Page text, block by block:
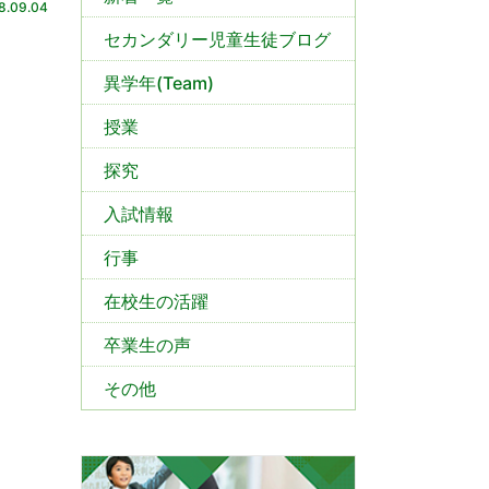
セカンダリー児童生徒ブログ
異学年(Team)
授業
探究
入試情報
行事
在校生の活躍
卒業生の声
その他